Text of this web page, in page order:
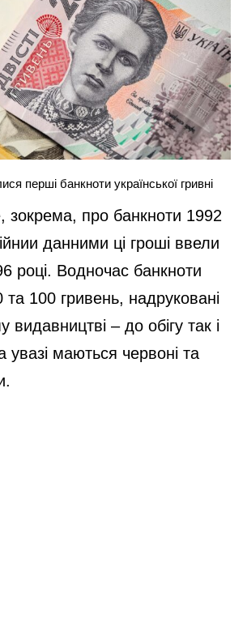
перші банкноти української гривні
зокрема, про банкноти 1992
данними ці гроші ввели
році. Водночас банкноти
100 гривень, надруковані
видавництві – до обігу так і
маються червоні та